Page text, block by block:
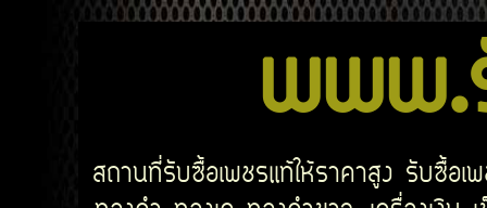
www.
สถานที่รับซื้อเพชรแท้ให้ราคาสูง รับซื้อ